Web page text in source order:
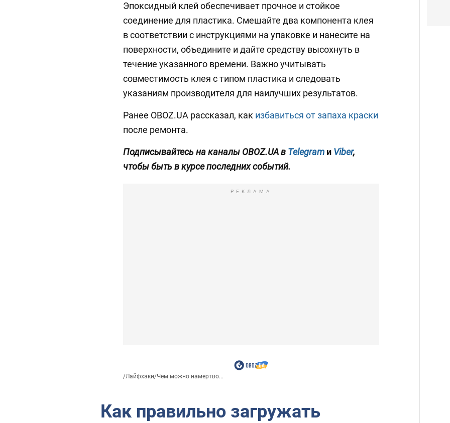
Эпоксидный клей обеспечивает прочное и стойкое
соединение для пластика. Смешайте два компонента клея
в соответствии с инструкциями на упаковке и нанесите на
поверхности, объедините и дайте средству высохнуть в
течение указанного времени. Важно учитывать
совместимость клея с типом пластика и следовать
указаниям производителя для наилучших результатов.
Ранее OBOZ.UA рассказал, как избавиться от запаха краски
после ремонта.
Подписывайтесь на каналы OBOZ.UA в Telegram и Viber,
чтобы быть в курсе последних событий.
РЕКЛАМА
/Лайфхаки/Чем можно намертво...
Как правильно загружать